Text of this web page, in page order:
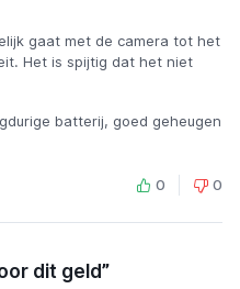
gaat met de camera tot het
Het is spijtig dat het niet
batterij, goed geheugen
0 0
dit geld”